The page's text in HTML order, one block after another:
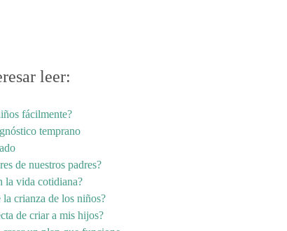
leer:
fácilmente?
temprano
de nuestros padres?
la vida cotidiana?
crianza de los niños?
de criar a mis hijos?